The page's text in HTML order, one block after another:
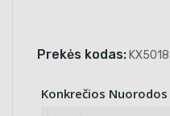
Prekės kodas: KX5018
Konkrečios Nuorodos